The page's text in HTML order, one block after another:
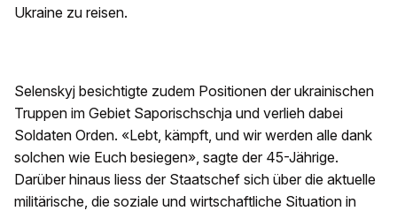
Ukraine zu reisen.
Selenskyj besichtigte zudem Positionen der ukrainischen
Truppen im Gebiet Saporischschja und verlieh dabei
Soldaten Orden. «Lebt, kämpft, und wir werden alle dank
solchen wie Euch besiegen», sagte der 45-Jährige.
Darüber hinaus liess der Staatschef sich über die aktuelle
militärische, die soziale und wirtschaftliche Situation in